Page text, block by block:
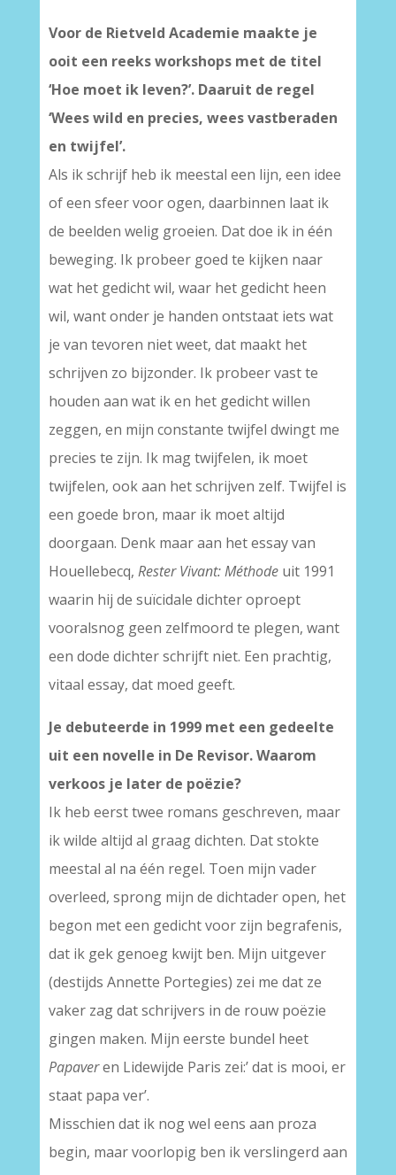
Voor de Rietveld Academie maakte je
ooit een reeks workshops met de titel
‘Hoe moet ik leven?’. Daaruit de regel
‘Wees wild en precies, wees vastberaden
en twijfel’.
Als ik schrijf heb ik meestal een lijn, een idee
of een sfeer voor ogen, daarbinnen laat ik
de beelden welig groeien. Dat doe ik in één
beweging. Ik probeer goed te kijken naar
wat het gedicht wil, waar het gedicht heen
wil, want onder je handen ontstaat iets wat
je van tevoren niet weet, dat maakt het
schrijven zo bijzonder. Ik probeer vast te
houden aan wat ik en het gedicht willen
zeggen, en mijn constante twijfel dwingt me
precies te zijn. Ik mag twijfelen, ik moet
twijfelen, ook aan het schrijven zelf. Twijfel is
een goede bron, maar ik moet altijd
doorgaan. Denk maar aan het essay van
Houellebecq, Rester Vivant: Méthodeuit 1991
waarin hij de suïcidale dichter oproept
vooralsnog geen zelfmoord te plegen, want
een dode dichter schrijft niet. Een prachtig,
vitaal essay, dat moed geeft.
Je debuteerde in 1999 met een gedeelte
uit een novelle in De Revisor. Waarom
verkoos je later de poëzie?
Ik heb eerst twee romans geschreven, maar
ik wilde altijd al graag dichten. Dat stokte
meestal al na één regel. Toen mijn vader
overleed, sprong mijn de dichtader open, het
begon met een gedicht voor zijn begrafenis,
dat ik gek genoeg kwijt ben. Mijn uitgever
(destijds Annette Portegies) zei me dat ze
vaker zag dat schrijvers in de rouw poëzie
gingen maken. Mijn eerste bundel heet
Papaveren Lidewijde Paris zei:’ dat is mooi, er
staat papa ver’.
Misschien dat ik nog wel eens aan proza
begin, maar voorlopig ben ik verslingerd aan